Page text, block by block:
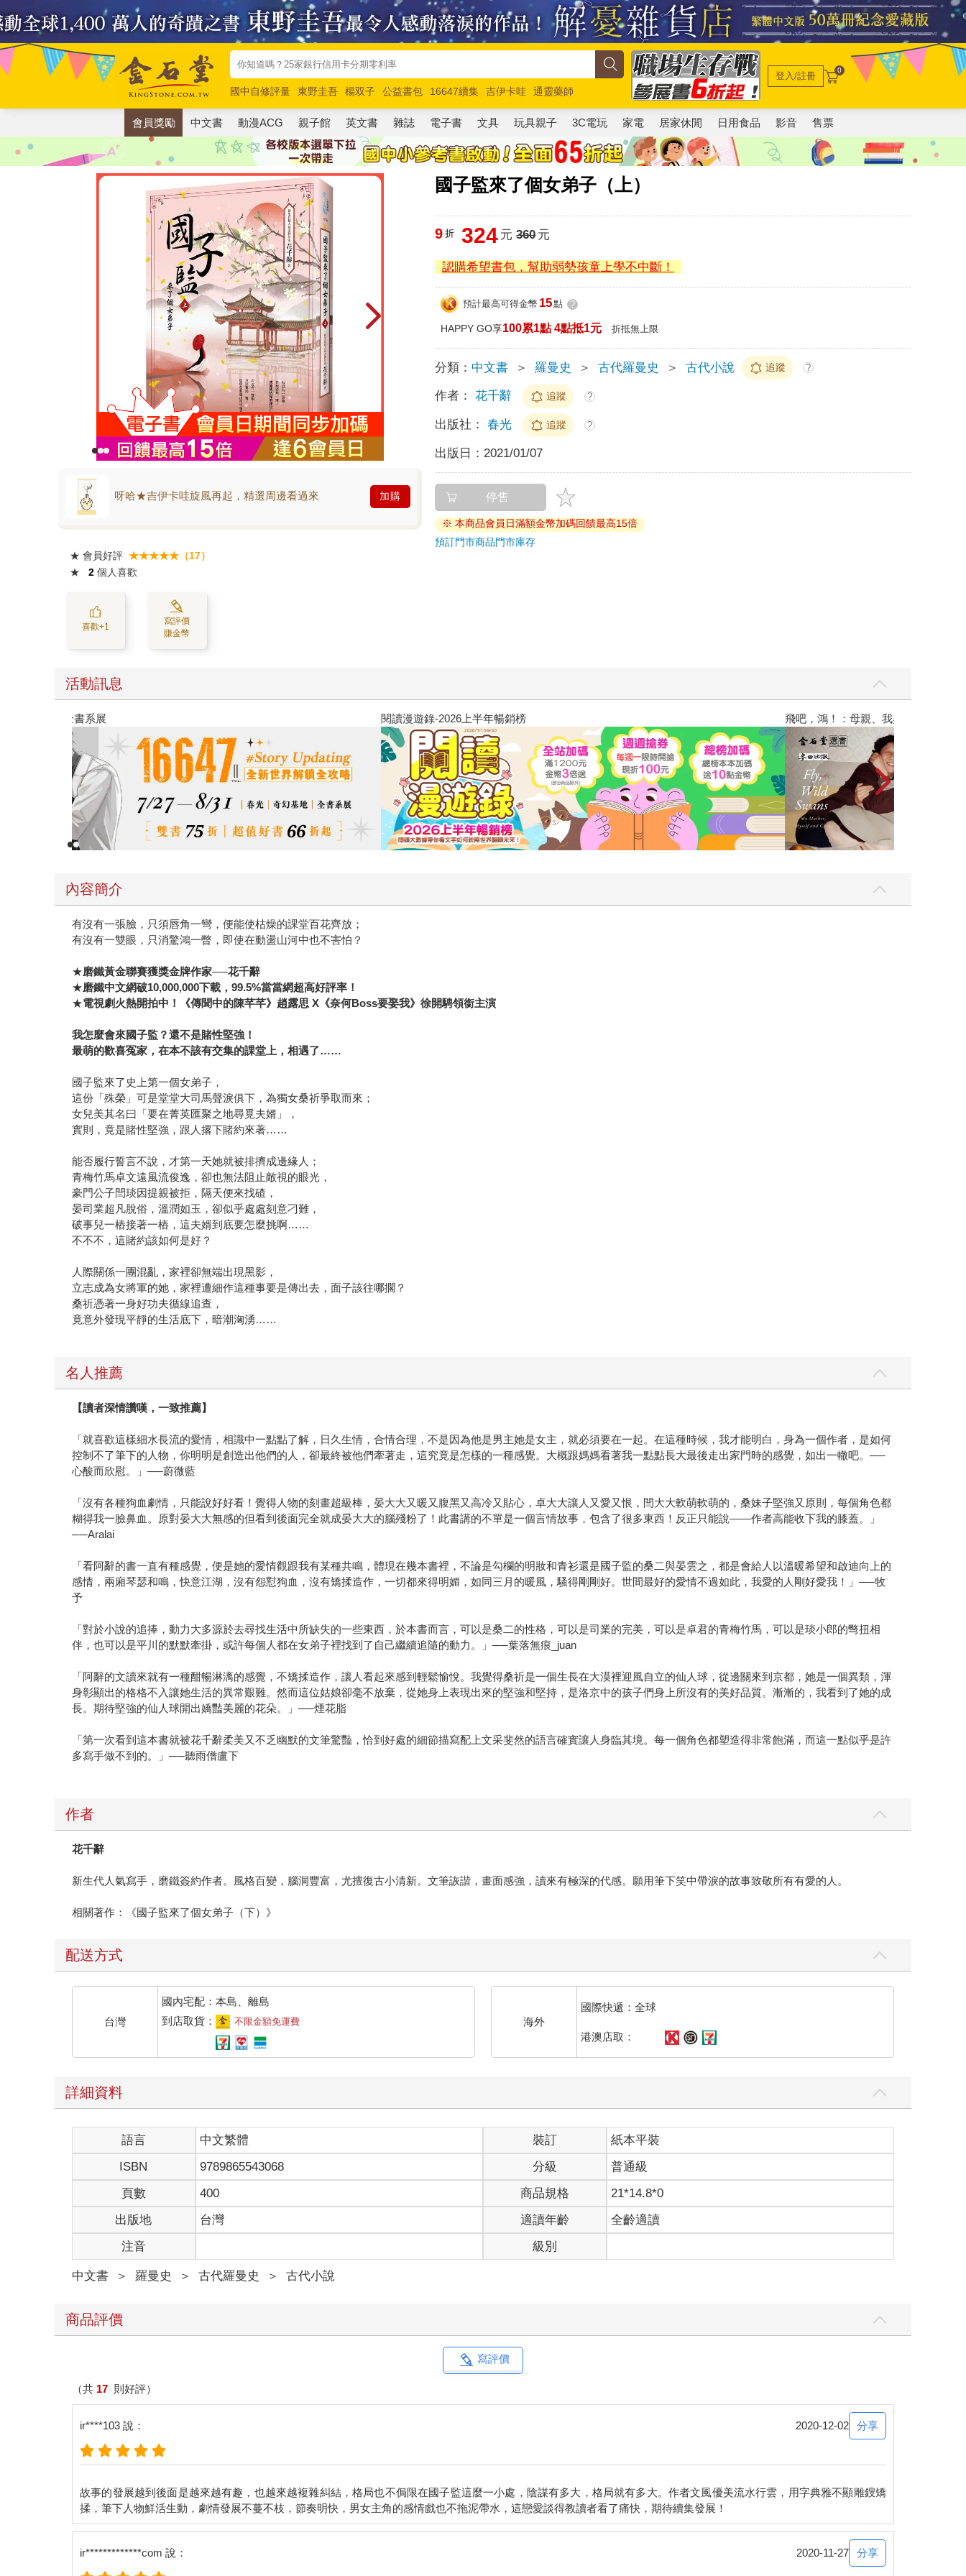
國中自修評量 東野圭吾 楊双子 公益書包 16647續集 吉伊卡哇
通靈藥師
唯紅花綻放
奧德賽 路邊攤新作 馬斯克 玩具總動員5 超慢跑
登入/註冊 0
會員獎勵 中文書 動漫ACG 親子館 英文書 雜誌 電子書 文具 玩具親子 3C電玩 家電 居家休閒 日用食品 影音 售票
國子監來了個女弟子（上）
呀哈★吉伊卡哇旋風再起，精選周邊看過來 加購
★ 會員好評 ★★★★★（17）
★
2 個人喜歡
喜歡+1
寫評價
賺金幣
9 折 324 元 360元
認購希望書包，幫助弱勢孩童上學不中斷！
預計最高可得金幣 15點 ?
HAPPY GO享100累1點 4點抵1元 折抵無上限
分類： 中文書 ＞ 羅曼史 ＞ 古代羅曼史 ＞ 古代小說 追蹤 ?
作者： 花千辭 追蹤 ?
出版社： 春光 追蹤 ?
出版日： 2021/01/07
停售
※ 本商品會員日滿額金幣加碼回饋最高15倍
預訂門市商品門市庫存
活動訊息
春光ｘ奇幻基地｜全書系展 閱讀漫遊錄-2026上半年暢銷榜 飛吧，鴻！：母
內容簡介
有沒有一張臉，只須唇角一彎，便能使枯燥的課堂百花齊放；
有沒有一雙眼，只消驚鴻一瞥，即使在動盪山河中也不害怕？
★磨鐵黃金聯賽獲獎金牌作家──花千辭
★磨鐵中文網破10,000,000下載，99.5%當當網超高好評率！
★電視劇火熱開拍中！《傳聞中的陳芊芊》趙露思 X《奈何Boss要娶我》徐開騁領銜主演
我怎麼會來國子監？還不是賭性堅強！
最萌的歡喜冤家，在本不該有交集的課堂上，相遇了……
國子監來了史上第一個女弟子，
這份「殊榮」可是堂堂大司馬聲淚俱下，為獨女桑祈爭取而來；
女兒美其名曰「要在菁英匯聚之地尋覓夫婿」，
實則，竟是賭性堅強，跟人撂下賭約來著……
能否履行誓言不說，才第一天她就被排擠成邊緣人；
青梅竹馬卓文遠風流俊逸，卻也無法阻止敵視的眼光，
豪門公子閆琰因提親被拒，隔天便來找碴，
晏司業超凡脫俗，溫潤如玉，卻似乎處處刻意刁難，
破事兒一樁接著一樁，這夫婿到底要怎麼挑啊……
不不不，這賭約該如何是好？
人際關係一團混亂，家裡卻無端出現黑影，
立志成為女將軍的她，家裡遭細作這種事要是傳出去，面子該往哪擱？
桑祈憑著一身好功夫循線追查，
竟意外發現平靜的生活底下，暗潮洶湧……
名人推薦
【讀者深情讚嘆，一致推薦】
「就喜歡這樣細水長流的愛情，相識中一點點了解，日久生情，合情合理，不是因為他是男主她是女主，就必須要在一起。在這種時候，我才能明白，身為一個作者，是如何
控制不了筆下的人物，你明明是創造出他們的人，卻最終被他們牽著走，這究竟是怎樣的一種感覺。大概跟媽媽看著我一點點長大最後走出家門時的感覺，如出一轍吧。──
心酸而欣慰。」──蔚微藍
「沒有各種狗血劇情，只能說好好看！覺得人物的刻畫超級棒，晏大大又暖又腹黑又高冷又貼心，卓大大讓人又愛又恨，閆大大軟萌軟萌的，桑妹子堅強又原則，每個角色都
糊得我一臉鼻血。原對晏大大無感的但看到後面完全就成晏大大的腦殘粉了！此書講的不單是一個言情故事，包含了很多東西！反正只能說——作者高能收下我的膝蓋。」
──Aralai
「看阿辭的書一直有種感覺，便是她的愛情觀跟我有某種共鳴，體現在幾本書裡，不論是勾欄的明妝和青衫還是國子監的桑二與晏雲之，都是會給人以溫暖希望和啟迪向上的
感情，兩廂琴瑟和鳴，快意江湖，沒有怨懟狗血，沒有矯揉造作，一切都來得明媚，如同三月的暖風，騷得剛剛好。世間最好的愛情不過如此，我愛的人剛好愛我！」──牧
予
「對於小說的追捧，動力大多源於去尋找生活中所缺失的一些東西，於本書而言，可以是桑二的性格，可以是司業的完美，可以是卓君的青梅竹馬，可以是琰小郎的彆扭相
伴，也可以是平川的默默牽掛，或許每個人都在女弟子裡找到了自己繼續追隨的動力。」──葉落無痕_juan
「阿辭的文讀來就有一種酣暢淋漓的感覺，不矯揉造作，讓人看起來感到輕鬆愉悅。我覺得桑祈是一個生長在大漠裡迎風自立的仙人球，從邊關來到京都，她是一個異類，渾
身彰顯出的格格不入讓她生活的異常艱難。然而這位姑娘卻毫不放棄，從她身上表現出來的堅強和堅持，是洛京中的孩子們身上所沒有的美好品質。漸漸的，我看到了她的成
長。期待堅強的仙人球開出嬌豔美麗的花朵。」──煙花脂
「第一次看到這本書就被花千辭柔美又不乏幽默的文筆驚豔，恰到好處的細節描寫配上文采斐然的語言確實讓人身臨其境。每一個角色都塑造得非常飽滿，而這一點似乎是許
多寫手做不到的。」──聽雨僧盧下
作者
花千辭
新生代人氣寫手，磨鐵簽約作者。風格百變，腦洞豐富，尤擅復古小清新。文筆詼諧，畫面感強，讀來有極深的代感。願用筆下笑中帶淚的故事致敬所有有愛的人。
相關著作：《國子監來了個女弟子（下）》
配送方式
台灣
國內宅配：本島、離島
到店取貨：
不限金額免運費 海外
國際快遞：全球
港澳店取：
詳細資料
語言 中文繁體 裝訂
紙本平裝
ISBN
9789865543068 分級
普通級
頁數
400 商品規格
21*14.8*0
出版地
台灣 適讀年齡
全齡適讀
注音
級別
中文書 ＞ 羅曼史 ＞ 古代羅曼史 ＞ 古代小說
商品評價
寫評價
（共 17 則好評）
ir****103 說： 2020-12-02 分享
故事的發展越到後面是越來越有趣，也越來越複雜糾結，格局也不侷限在國子監這麼一小處，陰謀有多大，格局就有多大。作者文風優美流水行雲，用字典雅不顯雕鎪矯
ir*************com 說： 2020-11-27 分享